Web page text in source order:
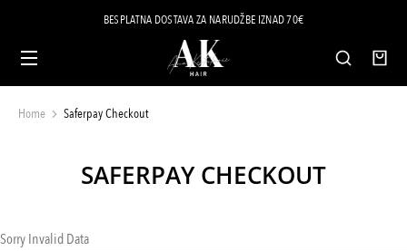
BESPLATNA DOSTAVA ZA NARUDŽBE IZNAD 70€
You are here:
Home Saferpay Checkout
SAFERPAY CHECKOUT
Sorry Invalid Data